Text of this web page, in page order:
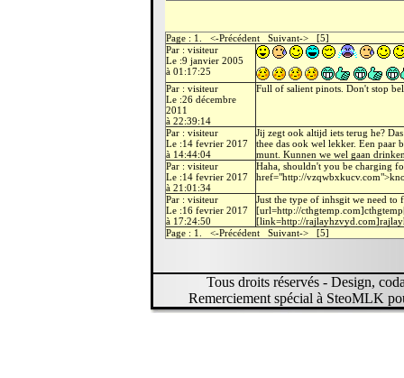
Page : 1. <-Précédent Suivant-> [5]
Par : visiteur
Le :9 janvier 2005
à 01:17:25
Par : visiteur
Le :26 décembre
2011
à 22:39:14
Full of salient pinots. Don't stop
Par : visiteur
Le :14 fevrier 2017
à 14:44:04
Jij zegt ook altijd iets terug he?
thee das ook wel lekker. Een paar
munt. Kunnen we wel gaan
Par : visiteur
Le :14 fevrier 2017
à 21:01:34
Haha, shouldn't you be charging
href="http://
Par : visiteur
Le :16 fevrier 2017
à 17:24:50
Just the type of inhsgit we need to
[url=http://
[link=http://
Page : 1. <-Précédent Suivant-> [5]
Tous droits réservés - Design,
Remerciement spécial à SteoMLK